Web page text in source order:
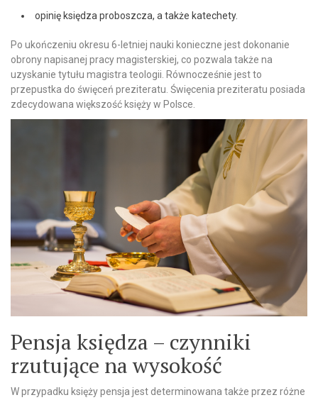
opinię księdza proboszcza, a także katechety.
Po ukończeniu okresu 6-letniej nauki konieczne jest dokonanie
obrony napisanej pracy magisterskiej, co pozwala także na
uzyskanie tytułu magistra teologii. Równocześnie jest to
przepustka do święceń preziteratu. Święcenia preziteratu posiada
zdecydowana większość księży w Polsce.
Pensja księdza – czynniki
rzutujące na wysokość
W przypadku księży pensja jest determinowana także przez różne